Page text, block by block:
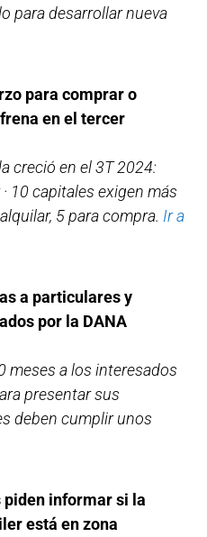
para desarrollar nueva
para comprar o
en el tercer
creció en el 3T 2024:
10 capitales exigen más
5 para compra. Ir a
a particulares y
por la DANA
meses a los interesados
presentar sus
deben cumplir unos
informar si la
está en zona